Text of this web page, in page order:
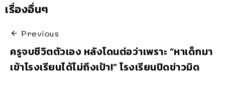
เรื่องอื่นๆ
Previous
ครูจบชีวิตตัวเอง หลังโดนต่อว่าเพราะ “หาเด็กมา
เข้าโรงเรียนได้ไม่ถึงเป้า!” โรงเรียนปิดข่าวมิด